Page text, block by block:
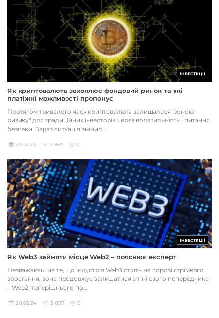
ІНВЕСТИЦІЇ
Як криптовалюта захоплює фондовий ринок та які
платіжні можливості пропонує
Протягом тривалого часу криптовалюта залишалася "зоною
ризику" для традиційних інвесторів через волатильність і питання
безпеки. Зараз ситуація змінил...
23.02.24 3 967 0
ІНВЕСТИЦІЇ
Як Web3 зайняти місце Web2 – пояснює експерт
Незважаючи на те, що індустрія Web3 стоїть на порозі стрімкого
зростання, вона продовжує залишатися в тіні свого попередника
– Web2, теперішнього по...
20.02.24 3 097 0